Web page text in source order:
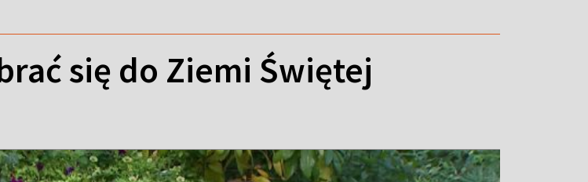
się do Ziemi Świętej